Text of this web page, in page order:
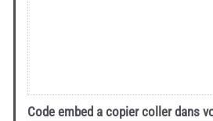
Code embed a copier coller dans